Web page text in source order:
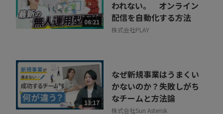
06:21
われない。 オンライン
配信を自動化する方法
株式会社PLAY
13:17
なぜ新規事業はうまくい
かないのか？失敗しがち
なチームと方法論
株式会社Sun Asterisk